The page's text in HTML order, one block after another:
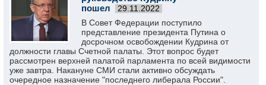
пошел
29.11.2022
В Совет Федерации поступило
представление президента Путина о
досрочном освобождении Кудрина от
должности главы Счетной палаты. Этот вопрос будет
рассмотрен верхней палатой парламента по всей видимости
уже завтра. Накануне СМИ стали активно обсуждать
очередное назначение "последнего либерала России".